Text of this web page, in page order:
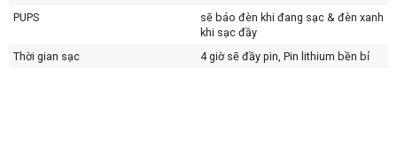
PUPS
sẽ báo đèn khi đang sạc & đèn xanh
khi sạc đầy
Thời gian sạc
4 giờ sẽ đầy pin, Pin lithium bền bỉ